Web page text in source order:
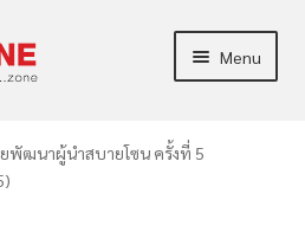
Menu
พัฒนาผู้นำสบายโซน ครั้งที่ 5